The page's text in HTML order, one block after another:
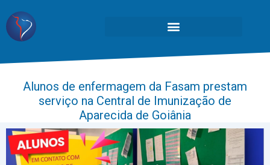
Alunos de enfermagem da Fasam prestam
serviço na Central de Imunização de
Aparecida de Goiânia